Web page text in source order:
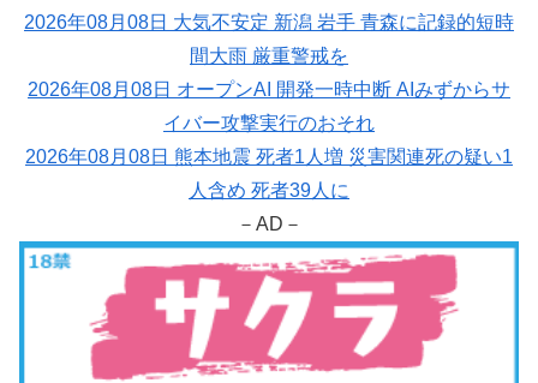
2026年08月08日 大気不安定 新潟 岩手 青森に記録的短時
間大雨 厳重警戒を
2026年08月08日 オープンAI 開発一時中断 AIみずからサ
イバー攻撃実行のおそれ
2026年08月08日 熊本地震 死者1人増 災害関連死の疑い1
人含め 死者39人に
－AD－